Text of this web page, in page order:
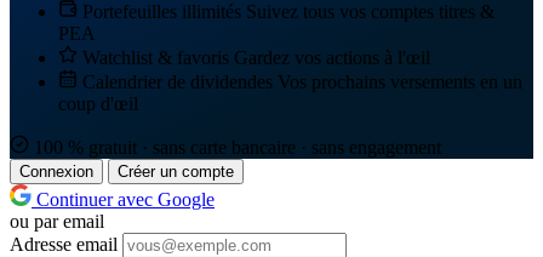
Portefeuilles illimités Suivez tous vos comptes titres &
PEA
Watchlist & favoris Gardez vos actions à l'œil
Calendrier de dividendes Vos prochains versements en un
coup d'œil
100 % gratuit · sans carte bancaire · sans engagement
Connexion Créer un compte
Continuer avec Google
ou par email
Adresse email